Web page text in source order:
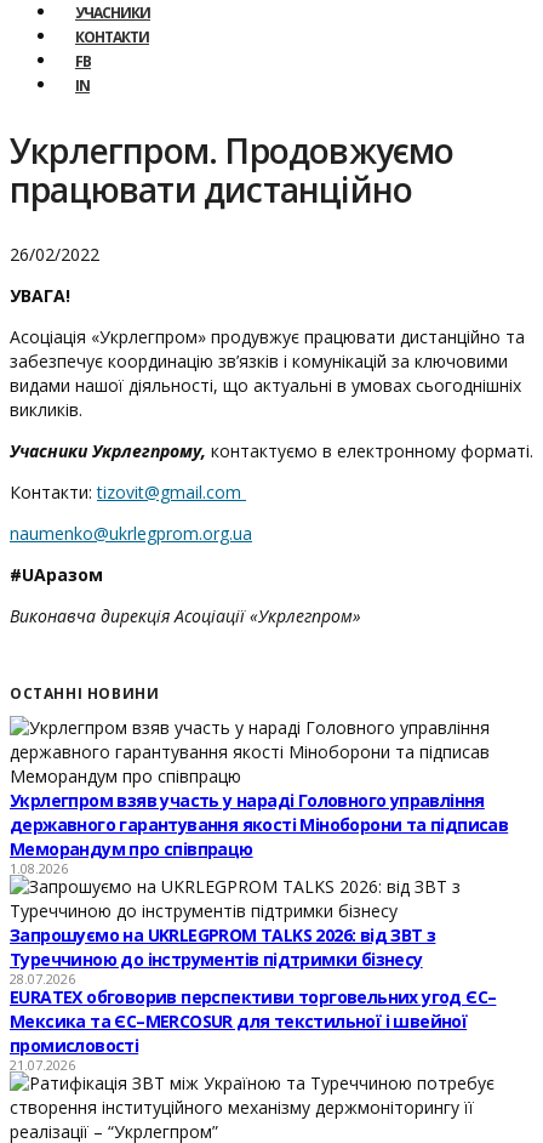
УЧАСНИКИ
КОНТАКТИ
FB
IN
Укрлегпром. Продовжуємо
працювати дистанційно
26/02/2022
УВАГА!
Асоціація «Укрлегпром» продувжує працювати дистанційно та
забезпечує координацію зв’язків і комунікацій за ключовими
видами нашої діяльності, що актуальні в умовах сьогоднішніх
викликів.
Учасники Укрлегпрому, контактуємо в електронному форматі.
Контакти:tizovit@gmail.com
naumenko@ukrlegprom.org.ua
#UAразом
Виконавча дирекція Асоціації «Укрлегпром»
ОСТАННІ НОВИНИ
Укрлегпром взяв участь у нараді Головного управління
державного гарантування якості Міноборони та підписав
Меморандум про співпрацю
1.08.2026
Запрошуємо на UKRLEGPROM TALKS 2026: від ЗВТ з
Туреччиною до інструментів підтримки бізнесу
28.07.2026
EURATEX обговорив перспективи торговельних угод ЄС–
Мексика та ЄС–MERCOSUR для текстильної і швейної
промисловості
21.07.2026